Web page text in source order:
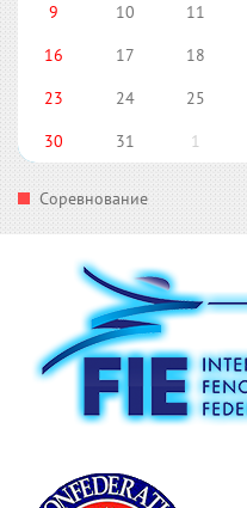
9
10 11
16
17 18
23
24 25
30
31 1
Соревнование